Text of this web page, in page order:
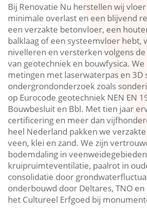
Bij Renovatie Nu herstellen wij
minimale overlast en een blijvend
een verzakte betonvloer, een
balklaag of een systeemvloer hebt,
nivelleren en versterken volgens
van geotechniek en bouwfysica.​
metingen met laserwaterpas en 3D
ondergrondonderzoek zoals
op Eurocode geotechniek NEN EN
Bouwbesluit en Bbl.​ Met tien jaar
certificering en meer dan
heel Nederland pakken we
veen, klei en zand.​ We zijn
bodemdaling in
kruipruimteventilatie, paalrot in
consolidatie door
onderbouwd door Deltares, TNO
het Cultureel Erfgoed bij